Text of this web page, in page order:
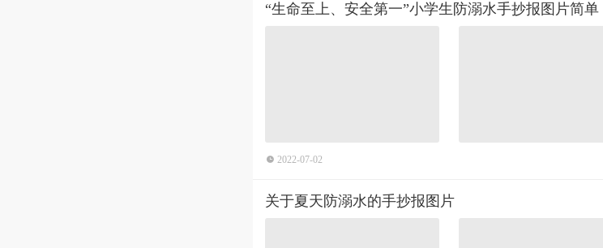
“生命至上、安全第一”小学生防溺水手抄报图片简单
2022-07-02
关于夏天防溺水的手抄报图片